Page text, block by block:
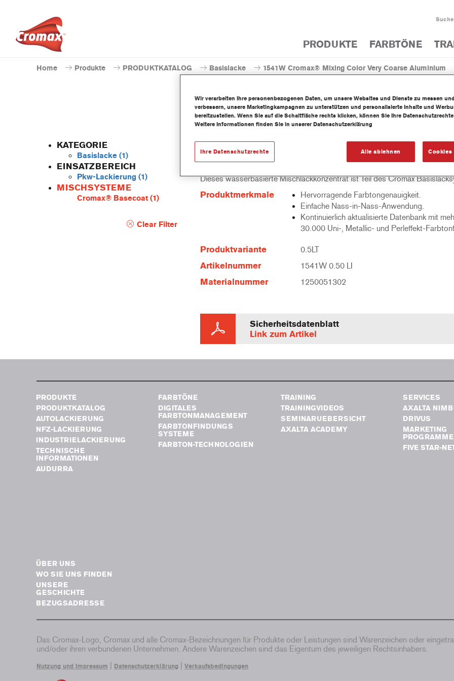
Suche
PRODUKTE FARBTÖNE
Home Produkte PRODUKTKATALOG Basislacke 1541W Cromax® Mixing Color Very Coarse Aluminium
KATEGORIE
Basislacke (1)
EINSATZBEREICH
Pkw-Lackierung (1)
MISCHSYSTEME
Cromax® Basecoat(1)
Clear Filter
1541W Cromax® Mixing Color
Dieses wasserbasierte Mischlackkonzentrat ist Teil des Cromax
Produktmerkmale
Hervorragende Farbtongenauigkeit.
Einfache Nass-in-Nass-Anwendung.
Kontinuierlich aktualisierte Datenbank mit
30.000 Uni-, Metallic- und Perleffekt-
Produktvariante 0.5LT
Artikelnummer 1541W 0.50 LI
Materialnummer 1250051302
Sicherheitsdatenblatt
Link zum Artikel
PRODUKTE
PRODUKTKATALOG
AUTOLACKIERUNG
NFZ-LACKIERUNG
INDUSTRIELACKIERUNG
TECHNISCHE
INFORMATIONEN
AUDURRA
FARBTÖNE
DIGITALES
FARBTONMANAGEMENT
FARBTONFINDUNGS
SYSTEME
FARBTON-TECHNOLOGIEN
TRAINING
TRAININGVIDEOS
SEMINARUEBERSICHT
AXALTA ACADEMY
SERVICES
AXALTA
DRIVUS
MARKETING
FIVE STAR-
ÜBER UNS
WO SIE UNS FINDEN
UNSERE
GESCHICHTE
BEZUGSADRESSE
Das Cromax-Logo, Cromax und alle Cromax-Bezeichnungen für Produkte oder Leistungen sind Warenzeichen oder
und/oder ihren verbundenen Unternehmen. Andere Warenzeichen sind das Eigentum des jeweiligen Rechtsinhabers.
Nutzung und Impressum Datenschutzerklärung Verkaufsbedingungen
Wir verarbeiten Ihre personenbezogenen Daten, um unsere Websites und Dienste zu messen
verbessern, unsere Marketingkampagnen zu unterstützen und personalisierte Inhalte und
bereitzustellen. Wenn Sie auf die Schaltfläche rechts klicken, können Sie Ihre
Weitere Informationen finden Sie in unserer Datenschutzerklärung
Alle ablehnen Cookies
Ihre Datenschutzrechte